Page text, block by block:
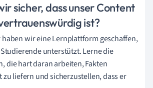
sicher, dass unser Content
ist?
haben wir eine Lernplattform geschaffen,
unterstützt. Lerne die
die hart daran arbeiten, Fakten
zu liefern und sicherzustellen, dass er